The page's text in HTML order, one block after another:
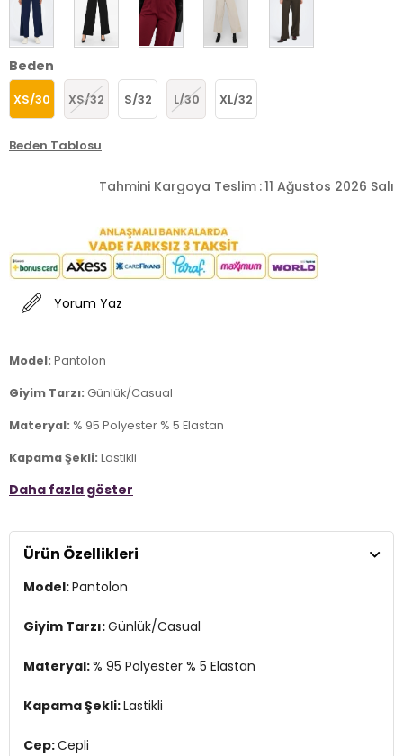
Beden
XS/30 XS/32 S/32 L/30 XL/32
Beden Tablosu
Tahmini Kargoya Teslim :11 Ağustos 2026 Salı
Yorum Yaz
Model: Pantolon
Giyim Tarzı: Günlük/Casual
Materyal: % 95 Polyester % 5 Elastan
Kapama Şekli: Lastikli
Cep:Cepli
Bel:Normal Bel
Boy:Standart
Paça Tipi:Geniş Paça
Menşei:
Bangladeş
Daha fazla göster
Ürün Özellikleri
Model:Pantolon
Giyim Tarzı:Günlük/Casual
Materyal:% 95 Polyester % 5 Elastan
Kapama Şekli:Lastikli
Cep:Cepli